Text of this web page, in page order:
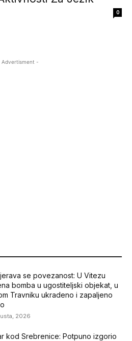
0
Advertisment -
se povezanost: U Vitezu
bomba u ugostiteljski objekat, u
Travniku ukradeno i zapaljeno
2026
kod Srebrenice: Potpuno izgorio